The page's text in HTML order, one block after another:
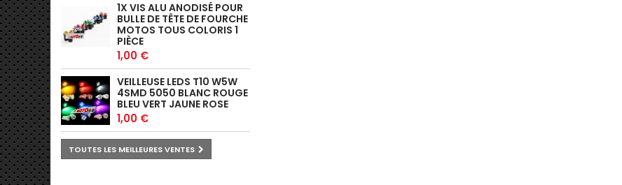
1X VIS ALU ANODISÉ POUR
BULLE DE TÊTE DE FOURCHE
MOTOS TOUS COLORIS 1
PIÈCE
1,00 €
VEILLEUSE LEDS T10 W5W
4SMD 5050 BLANC ROUGE
BLEU VERT JAUNE ROSE
1,00 €
TOUTES LES MEILLEURES VENTES